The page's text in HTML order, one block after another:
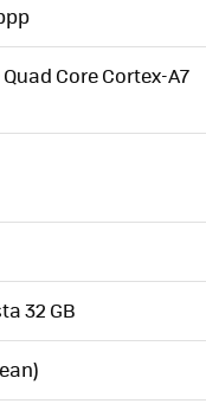
Core Cortex-A7
32 GB